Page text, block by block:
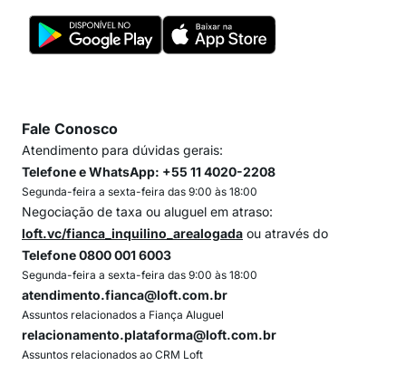
Fale Conosco
Atendimento para dúvidas gerais:
Telefone e WhatsApp: +55 11 4020-2208
Segunda-feira a sexta-feira das 9:00 às 18:00
Negociação de taxa ou aluguel em atraso:
loft.vc/fianca_inquilino_arealogada ou através do
Telefone 0800 001 6003
Segunda-feira a sexta-feira das 9:00 às 18:00
atendimento.fianca@loft.com.br
Assuntos relacionados a Fiança Aluguel
relacionamento.plataforma@loft.com.br
Assuntos relacionados ao CRM Loft